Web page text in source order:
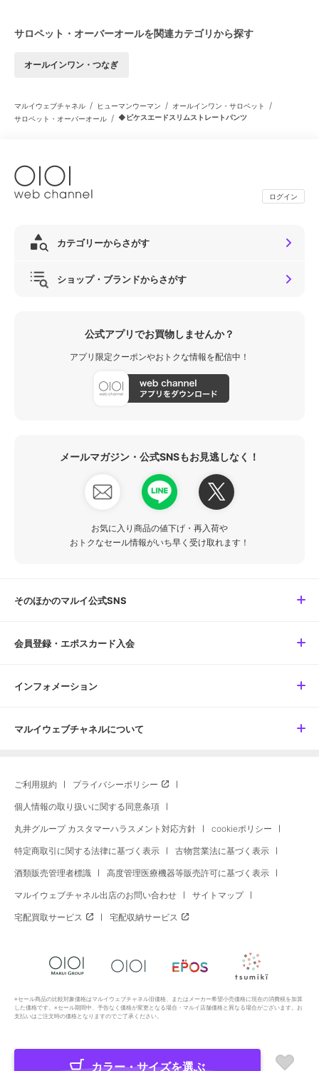
サロペット・オーバーオールを関連カテゴリから探す
オールインワン・つなぎ
マルイウェブチャネル / ヒューマンウーマン / オールインワン・サロペット /
サロペット・オーバーオール / ◆ピケスエードスリムストレートパンツ
ログイン
カテゴリーからさがす
ショップ・ブランドからさがす
公式アプリでお買物しませんか？
アプリ限定クーポンやおトクな情報を配信中！
メールマガジン・公式SNSもお見逃しなく！
お気に入り商品の値下げ・再入荷や
おトクなセール情報がいち早く受け取れます！
そのほかのマルイ公式SNS
会員登録・エポスカード入会
インフォメーション
マルイウェブチャネルについて
ご利用規約 プライバシーポリシー
個人情報の取り扱いに関する同意条項
丸井グループ カスタマーハラスメント対応方針 cookieポリシー
特定商取引に関する法律に基づく表示 古物営業法に基づく表示
酒類販売管理者標識 高度管理医療機器等販売許可に基づく表示
マルイウェブチャネル出店のお問い合わせ サイトマップ
宅配買取サービス 宅配収納サービス
※セール商品の比較対象価格はマルイウェブチャネル旧価格、またはメーカー希望小売価格に現在の消費税を加算
した価格です。※セール期間中、予告なく価格が変更となる場合・マルイ店舗価格と異なる場合がございます。お
支払いはご注文時の価格となりますのでご了承ください。
Copyright All Rights Reserved. MARUI Co., Ltd
カラー・サイズを選ぶ